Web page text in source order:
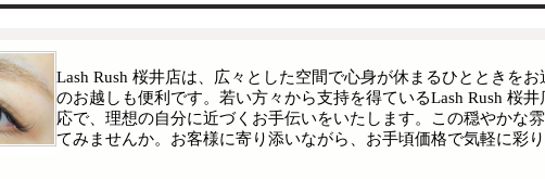
Lash Rush 桜井店は、広々とした空間で心身が休まるひとときを
のお越しも便利です。若い方々から支持を得ているLash Rush 桜
応で、理想の自分に近づくお手伝いをいたします。この穏やかな
てみませんか。お客様に寄り添いながら、お手頃価格で気軽に彩